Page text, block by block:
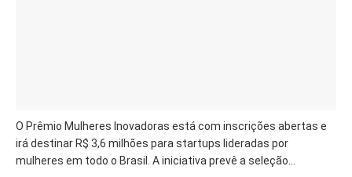
O Prêmio Mulheres Inovadoras está com inscrições abertas e
irá destinar R$ 3,6 milhões para startups lideradas por
mulheres em todo o Brasil. A iniciativa prevê a seleção...